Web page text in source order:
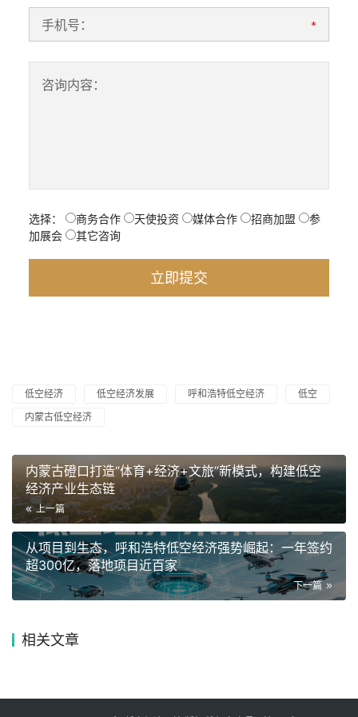
手机号： *
咨询内容：
选择： 商务合作 天使投资 媒体合作 招商加盟
参
加展会
其它咨询
低空经济 低空经济发展 呼和浩特低空经济
低空
内蒙古低空经济
内蒙古磴口打造“体育+经济+文旅”新模式，构建低空
经济产业生态链
上一篇
从项目到生态，呼和浩特低空经济强势崛起：一年签约
超300亿，落地项目近百家
下一篇
相关文章